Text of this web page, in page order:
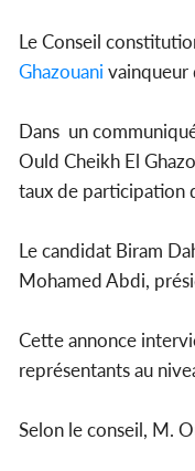
Le Conseil
Ghazouani vainqueur
Dans un
Ould Cheikh El
taux de participation
Le candidat Biram
Mohamed Abdi,
Cette annonce
représentants au
Selon le conseil, M.